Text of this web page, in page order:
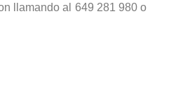
llamando al 649 281 980 o